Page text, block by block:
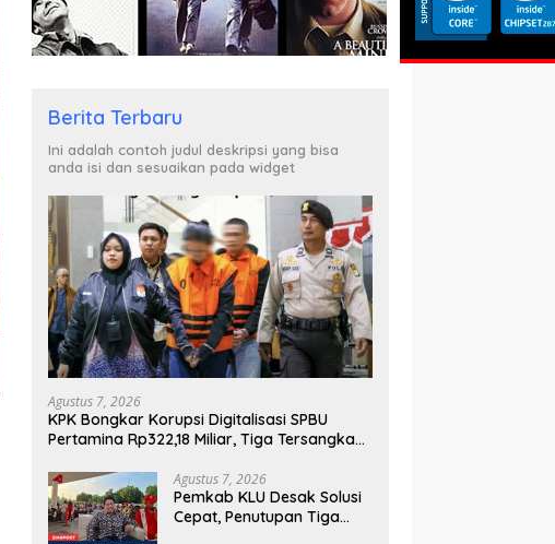
Berita Terbaru
Ini adalah contoh judul deskripsi yang bisa
anda isi dan sesuaikan pada widget
Agustus 7, 2026
KPK Bongkar Korupsi Digitalisasi SPBU
Pertamina Rp322,18 Miliar, Tiga Tersangka
Agustus 7, 2026
Pemkab KLU Desak Solusi
Cepat, Penutupan Tiga